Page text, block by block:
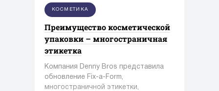
КОСМЕТИКА
Преимущество косметической
упаковки – многостраничная
этикетка
Компания Denny Bros представила
обновление Fix-a-Form,
многостраничной этикетки,